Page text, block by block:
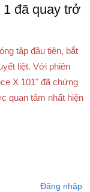
đã quay trở
tập đầu tiên, bắt
liệt. Với phiên
X 101" đã chứng
quan tâm nhất hiện
Đăng nhập